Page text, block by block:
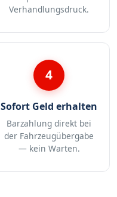
Verhandlungsdruck.
4
Sofort Geld erhalten
Barzahlung direkt bei
der Fahrzeugübergabe
— kein Warten.